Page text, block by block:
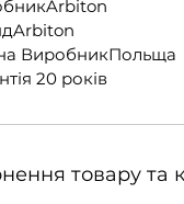
ВиробникПольща
20 років
товару та